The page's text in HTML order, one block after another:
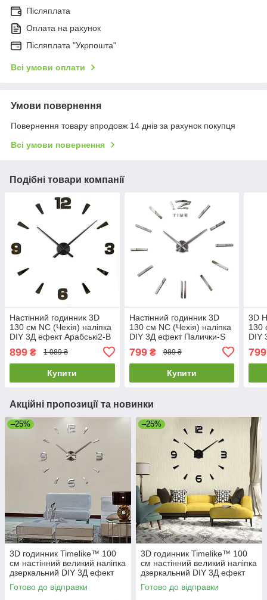
Післяплата
Оплата на рахунок
Післяплата "Укрпошта"
Всі умови оплати
Умови повернення
Повернення товару впродовж 14 днів за рахунок покупця
Всі умови повернення
Подібні товари компанії
Настінний годинник 3D
130 см NC (Чехія) наліпка
DIY 3Д ефект Арабські2-B
чорний
899 ₴ 1 089 ₴
Купити
Настінний годинник 3D
130 см NC (Чехія) наліпка
DIY 3Д ефект Палички-S
сріблястий
799₴ 989 ₴
Купити
3D
130
DIY
799
Акційні пропозиції та новинки
–25%
3D годинник Timelike™ 100
см настінний великий наліпка
дзеркальний DIY 3Д ефект
Арабські2-S сріблястий
Готово до відправки
–25%
3D годинник Timelike™ 100
см настінний великий наліпка
дзеркальний DIY 3Д ефект
Арабські2-B в їдальню
чорний
Готово до відправки